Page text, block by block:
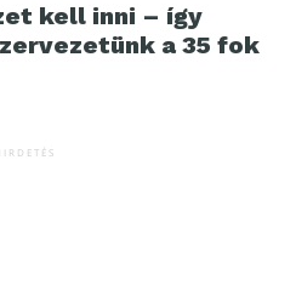
kell inni – így
a 35 fok